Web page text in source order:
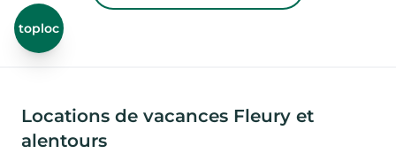
toploc
Locations de vacances Fleury et
alentours